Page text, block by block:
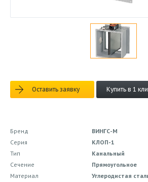
Оставить заявку Купить в 1
Бренд
ВИНГС-М
Серия
КЛОП-1
Тип
Канальный
Сечение
Прямоугольное
Материал
Углеродистая